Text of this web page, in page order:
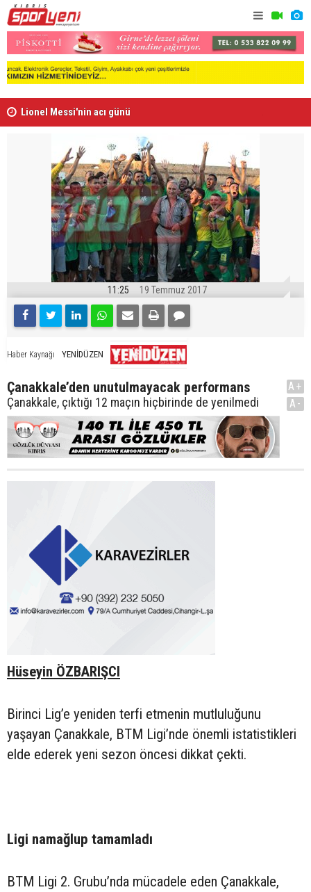
Lionel Messi'nin acı günü
11:25 19 Temmuz 2017
Haber Kaynağı YENİDÜZEN
Çanakkale’den unutulmayacak performans
Çanakkale, çıktığı 12 maçın hiçbirinde de yenilmedi
A+
A-
Hüseyin ÖZBARIŞCI
Birinci Lig’e yeniden terfi etmenin mutluluğunu
yaşayan Çanakkale, BTM Ligi’nde önemli istatistikleri
elde ederek yeni sezon öncesi dikkat çekti.
Ligi namağlup tamamladı
BTM Ligi 2. Grubu’nda mücadele eden Çanakkale,